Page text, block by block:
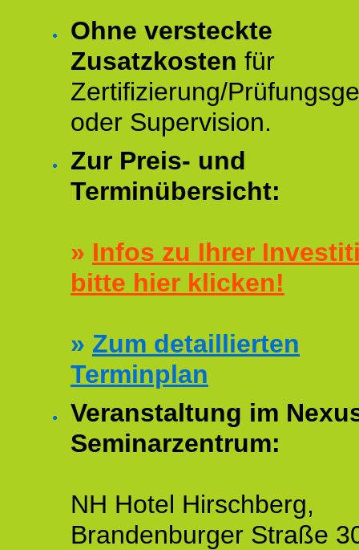
Ohne versteckte
Zusatzkosten für
Zertifizierung/
oder Supervision.
Zur Preis- und
Terminübersicht:
» Infos zu Ihrer
bitte hier klicken!
» Zum detaillierten
Terminplan
Veranstaltung im
Seminarzentrum:
NH Hotel Hirschberg,
Brandenburger Straße